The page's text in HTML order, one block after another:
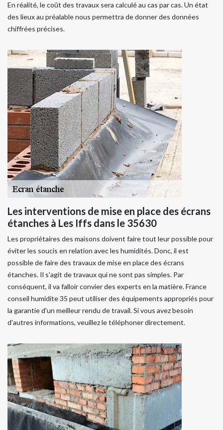
En réalité, le coût des travaux sera calculé au cas par cas. Un état
des lieux au préalable nous permettra de donner des données
chiffrées précises.
Les interventions de mise en place des écrans
étanches à Les Iffs dans le 35630
Les propriétaires des maisons doivent faire tout leur possible pour
éviter les soucis en relation avec les humidités. Donc, il est
possible de faire des travaux de mise en place des écrans
étanches. Il s'agit de travaux qui ne sont pas simples. Par
conséquent, il va falloir convier des experts en la matière. France
conseil humidite 35 peut utiliser des équipements appropriés pour
la garantie d'un meilleur rendu de travail. Si vous avez besoin
d'autres informations, veuillez le téléphoner directement.